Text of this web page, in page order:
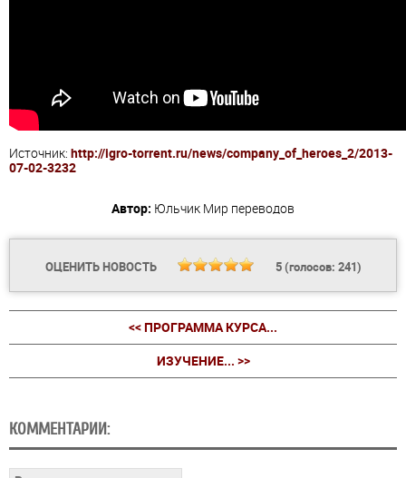
Источник: http://igro-torrent.ru/news/company_of_heroes_2/2013-
07-02-3232
Автор: Юльчик Мир переводов
ОЦЕНИТЬ НОВОСТЬ 5(голосов: 241)
<< ПРОГРАММА КУРСА...
ИЗУЧЕНИЕ... >>
КОММЕНТАРИИ: